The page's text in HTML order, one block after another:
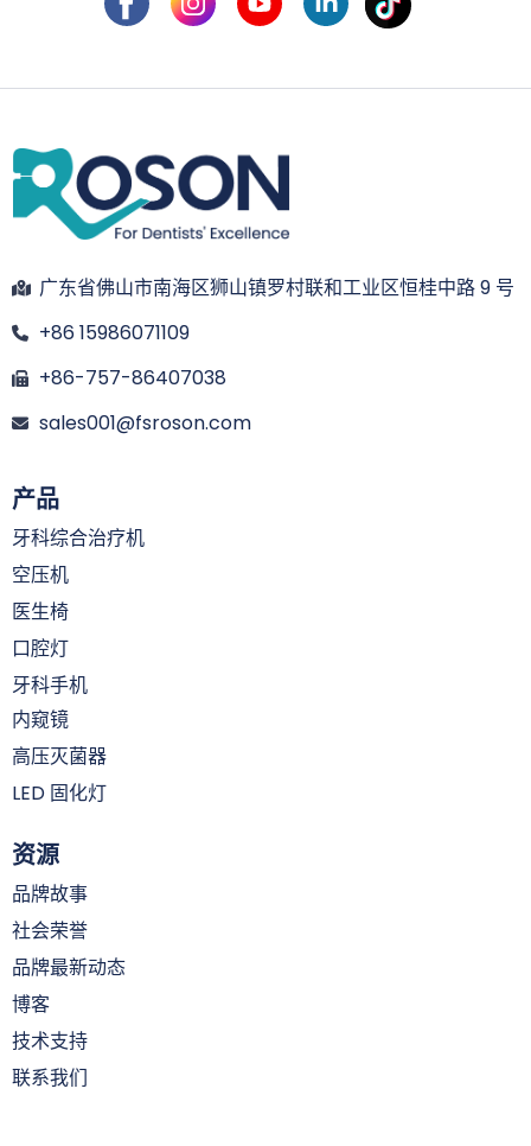
广东省佛山市南海区狮山镇罗村联和工业区恒桂中路 9 号
+86 15986071109
+86-757-86407038
sales001@fsroson.com
产品
牙科综合治疗机
空压机
医生椅
口腔灯
牙科手机
内窥镜
高压灭菌器
LED 固化灯
资源
品牌故事
社会荣誉
品牌最新动态
博客
技术支持
联系我们